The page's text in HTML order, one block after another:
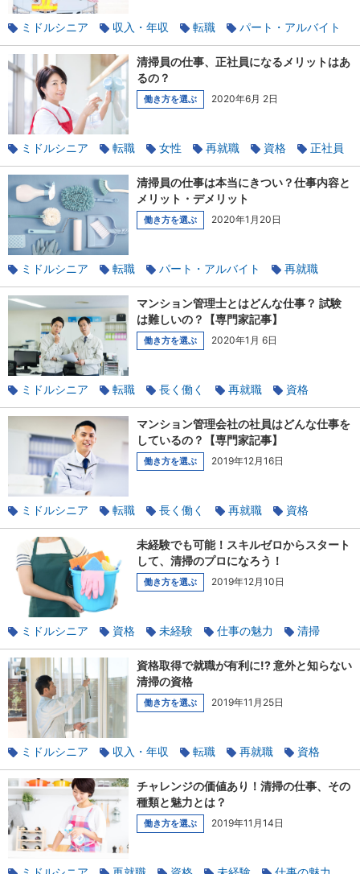
ミドルシニア 収入・年収 転職
パート・アルバイト
資格
未経験 男性
清掃員の仕事、正社員になるメリットはあ
るの？
働き方を選ぶ 2020年6月 2日
ミドルシニア 転職 女性 再就職 資格
正社員
未経験
仕事の魅力
清掃員の仕事は本当にきつい？仕事内容と
メリット・デメリット
働き方を選ぶ 2020年1月20日
ミドルシニア 転職 パート・アルバイト
再就職
資格
未経験 清掃
マンション管理士とはどんな仕事？ 試験
は難しいの？【専門家記事】
働き方を選ぶ 2020年1月 6日
ミドルシニア 転職 長く働く 再就職
資格
未経験
仕事の魅力
マンション管理会社の社員はどんな仕事を
しているの？【専門家記事】
働き方を選ぶ 2019年12月16日
ミドルシニア 転職 長く働く 再就職
資格
未経験
未経験でも可能！スキルゼロからスタート
して、清掃のプロになろう！
働き方を選ぶ 2019年12月10日
ミドルシニア 資格 未経験 仕事の魅力 清掃
資格取得で就職が有利に!? 意外と知らない
清掃の資格
働き方を選ぶ 2019年11月25日
ミドルシニア 収入・年収 転職 再就職
資格
未経験
清掃
チャレンジの価値あり！清掃の仕事、その
種類と魅力とは？
働き方を選ぶ 2019年11月14日